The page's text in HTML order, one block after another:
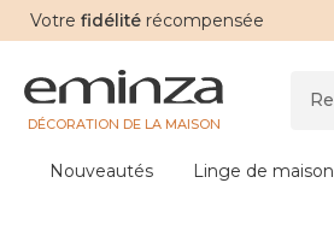
Votre fidélité récompensée
DÉCORATION DE LA MAISON
Nouveautés Linge de maison